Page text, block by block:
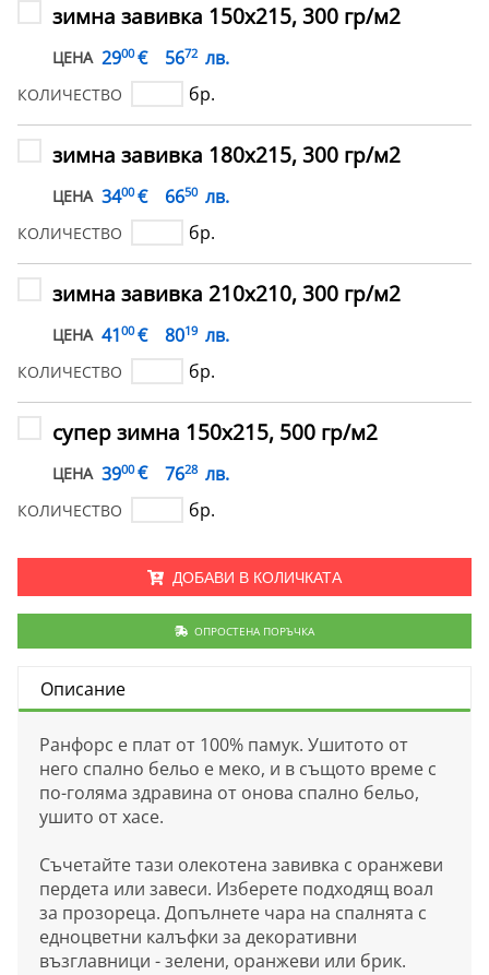
зимна завивка 150х215, 300 гр/м2
ЦЕНА 2900 € 5672 лв.
КОЛИЧЕСТВО бр.
зимна завивка 180х215, 300 гр/м2
ЦЕНА 3400 € 6650 лв.
КОЛИЧЕСТВО бр.
зимна завивка 210х210, 300 гр/м2
ЦЕНА 4100 € 8019 лв.
КОЛИЧЕСТВО бр.
супер зимна 150х215, 500 гр/м2
ЦЕНА 3900 € 7628 лв.
КОЛИЧЕСТВО бр.
ДОБАВИ В КОЛИЧКАТА
ОПРОСТЕНА ПОРЪЧКА
Описание
Ранфорс е плат от 100% памук. Ушитото от
него спално бельо е меко, и в същото време с
по-голяма здравина от онова спално бельо,
ушито от хасе.
Съчетайте тази олекотена завивка с оранжеви
пердета или завеси. Изберете подходящ воал
за прозореца. Допълнете чара на спалнята с
едноцветни калъфки за декоративни
възглавници - зелени, оранжеви или брик.